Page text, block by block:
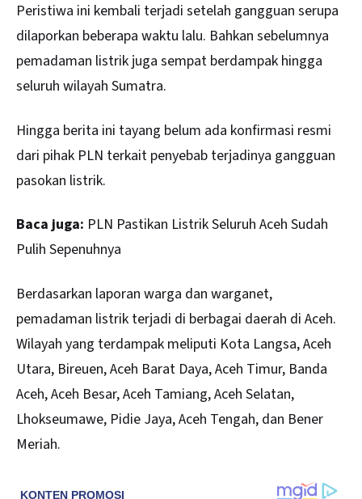
Peristiwa ini kembali terjadi setelah gangguan serupa
dilaporkan beberapa waktu lalu. Bahkan sebelumnya
pemadaman listrik juga sempat berdampak hingga
seluruh wilayah Sumatra.
Hingga berita ini tayang belum ada konfirmasi resmi
dari pihak PLN terkait penyebab terjadinya gangguan
pasokan listrik.
Baca juga: PLN Pastikan Listrik Seluruh Aceh Sudah
Pulih Sepenuhnya
Berdasarkan laporan warga dan warganet,
pemadaman listrik terjadi di berbagai daerah di Aceh.
Wilayah yang terdampak meliputi Kota Langsa,Aceh
Utara, Bireuen, Aceh Barat Daya, Aceh Timur, Banda
Aceh, Aceh Besar, Aceh Tamiang, Aceh Selatan,
Lhokseumawe, Pidie Jaya, Aceh Tengah, dan Bener
Meriah.